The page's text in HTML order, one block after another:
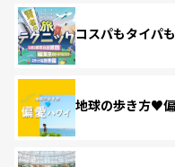
コスパもタイパ
地球の歩き方♥